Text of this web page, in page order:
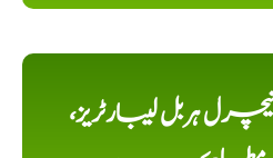
ہربل لیبارٹریز،